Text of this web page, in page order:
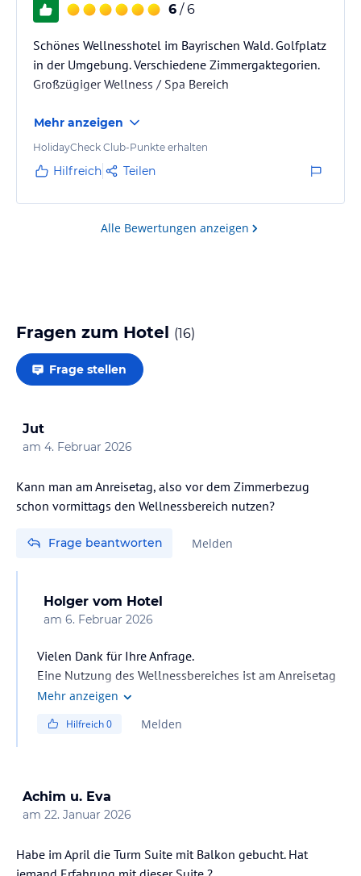
6 / 6
Schönes Wellnesshotel im Bayrischen Wald. Golfplatz
in der Umgebung. Verschiedene Zimmergaktegorien.
Großzügiger Wellness / Spa Bereich
Mehr anzeigen
HolidayCheck Club-Punkte erhalten
Hilfreich Teilen
Alle Bewertungen anzeigen
Fragen zum Hotel (16)
Frage stellen
Jut
am 4. Februar 2026
Kann man am Anreisetag, also vor dem Zimmerbezug
schon vormittags den Wellnessbereich nutzen?
Frage beantworten Melden
Holger vom Hotel
am 6. Februar 2026
Vielen Dank für Ihre Anfrage.
Eine Nutzung des Wellnessbereiches ist am Anreisetag
leider erst ab dem Zimmerbezug möglich (15:00 Uhr).
an.
Wellnessbereich länger genießen.
Mehr anzeigen
Hilfreich0 Melden
Achim u. Eva
am 22. Januar 2026
Habe im April die Turm Suite mit Balkon gebucht. Hat